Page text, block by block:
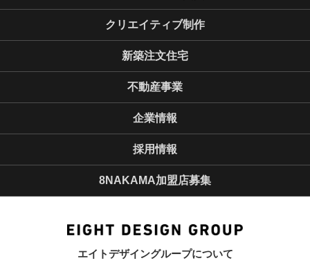
エイトデザイングループについて
クリエイティブ制作
新築注文住宅
不動産事業
企業情報
採用情報
8NAKAMA加盟店募集